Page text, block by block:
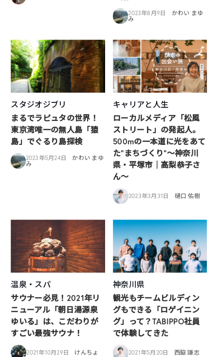
2023年8月9日
かわい まゆ
み
スタジオジブリ
まるでラピュタの世界！
東京湾唯一の無人島「猿
島」でぐるり島探検
2023年5月24日
かわい まゆ
み
キャリアと人生
ローカルメディア「松風
ストリート」の発起人。
500mの一本道に光をあて
た”まちづくり”〜神奈川
県・平塚市｜高梨恭子さ
ん〜
2023年3月31日 樋口 佑樹
温泉・スパ
サウナー必見！2021年リ
ニューアル「朝日湯源泉
ゆいる」は、こだわりが
すごい最強サウナ！
2021年10月29日 けんちょ
神奈川県
観光もチームビルディン
グもできる「ロゲイニン
グ」って？TABIPPO社員
で体験してきた
2021年5月20日 西脇 謙志